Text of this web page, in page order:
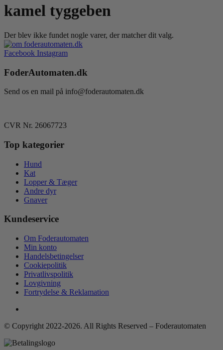
kamel tyggeben
Der blev ikke fundet nogle varer, der matcher dit valg.
Facebook Instagram
FoderAutomaten.dk
Send os en mail på info@foderautomaten.dk
CVR Nr. 26067723
Top kategorier
Hund
Kat
Lopper & Tæger
Andre dyr
Gnaver
Kundeservice
Om Foderautomaten
Min konto
Handelsbetingelser
Cookiepolitik
Privatlivspolitik
Lovgivning
Fortrydelse & Reklamation
© Copyright 2022-2026. All Rights Reserved – Foderautomaten